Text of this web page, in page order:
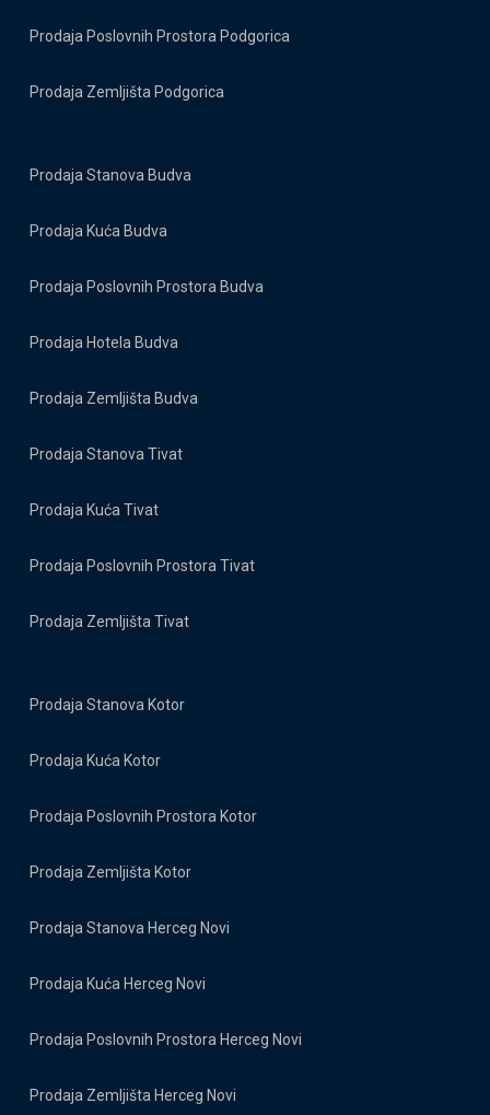
Prodaja Poslovnih Prostora Podgorica
Prodaja Zemljišta Podgorica
Prodaja Stanova Budva
Prodaja Kuća Budva
Prodaja Poslovnih Prostora Budva
Prodaja Hotela Budva
Prodaja Zemljišta Budva
Prodaja Stanova Tivat
Prodaja Kuća Tivat
Prodaja Poslovnih Prostora Tivat
Prodaja Zemljišta Tivat
Prodaja Stanova Kotor
Prodaja Kuća Kotor
Prodaja Poslovnih Prostora Kotor
Prodaja Zemljišta Kotor
Prodaja Stanova Herceg Novi
Prodaja Kuća Herceg Novi
Prodaja Poslovnih Prostora Herceg Novi
Prodaja Zemljišta Herceg Novi